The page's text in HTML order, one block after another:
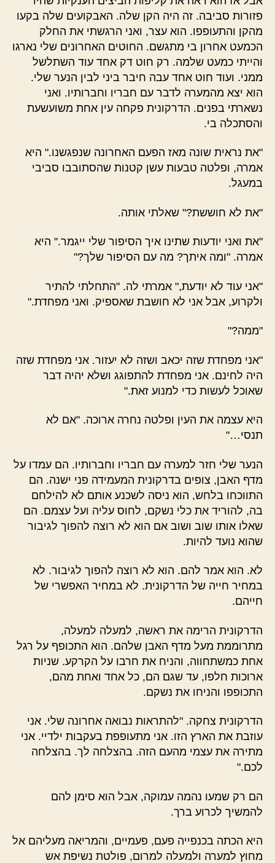
פזורות סביבה. זה היה הקן שלה. האבקועים שלה בקעו
מהקן והתעופפו. הוא עצר, ואני הרגשתי את החלק
הכמעט אחרון בי מתגשם. החוטים האחרונים שלי נארגו
והייתי כמעט שלמה. רק חוט דק אחד עוד השתלשל
ממני. ועוד חוט אחד עבה חיבר ביני לבין הנער שלי.
הוא יצא מהמערה לדבר עם חבריו וחברותיו. ואני
נשארתי בפנים. הדרקונית פקחה עין אחת משועשעת
והסתכלה בי.
"את נראית שונה מאז הפעם האחרונה שנפגשנו." היא
אמרה, ופלטה טבעות עשן קטנות שהסתובבו סביבי
במעגל.
"את לא חוששת?" שאלתי אותה.
"את ואני יודעות שתינו איך הסיפור שלי ייגמר." היא
אמרה. "ומה איתך? מה עם הסיפור שלך?"
"אני עוד לא יודעת," אמרתי לה. "התחלתי להתיר
ולקרוע, אבל אני לא חושבת שאספיק. ואני מפחדת."
"ממה?"
"אני מפחדת שזה יכאב ושזה לא יעזור. אני מפחדת שזה
היה לחינם. אני מפחדת להתפוגג ושלא יהיה דבר
שאוכל לעשות כדי למנוע זאת."
היא עצמה את העין ופלטה נחרה ארוכה. "אם לא
תנסי…"
הנער שלי חזר למערה עם חבריו וחברותיו. הם עמדו על
מדף האבן, צופים בדרקונית המעמידה פני ישנה. הם
התווכחו בלחש, הוא ניסה לשכנע אותם לא להילחם
בה, להוריד את כלי נשקם, לחוס עליה ועל עצמם. הם
שאלו אותו שוב ושוב אם הוא לא רוצה להפוך לגיבור
שהוא נועד להיות.
לא. הוא אמר להם. הוא לא רוצה להפוך לגיבור. לא
במחיר חייה של הדרקונית. לא במחיר האפשרי של
חייהם.
הדרקונית הרימה את ראשה, למעלה למעלה,
מתרוממת מעל מדף האבן שלהם. הוא התכופף על רגל
אחת כמשתחווה, והניח את חרבו על הקרקע. שניות
ארוכות חלפו, עד שגם הם, כל אחד ואחת מהם,
התכופפו והניחו את נשקם.
הדרקונית צחקה. "להתראות נבואה אחרונה שלי. אני
עוזבת את הארץ הזו. אני מתעופפת בעקבות ילדיי. אני
מתירה את עצמי מהעם הזה. בהצלחה לך. בהצלחה
לכם."
הם רק שמעו נהמה עמוקה, אבל הוא סימן להם
להמשיך לכרוע ברך.
היא הכתה בכנפייה פעם, פעמיים, והמריאה מעליהם אל
מחוץ למערה ולמעלה למרום, פולטת נשיפת אש